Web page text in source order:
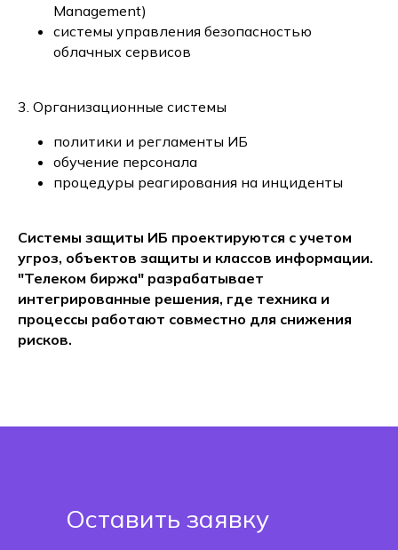
Management)
системы управления безопасностью
облачных сервисов
3. Организационные системы
политики и регламенты ИБ
обучение персонала
процедуры реагирования на инциденты
Системы защиты ИБ проектируются с учетом
угроз, объектов защиты и классов информации.
"Телеком биржа" разрабатывает
интегрированные решения, где техника и
процессы работают совместно для снижения
рисков.
Оставить заявку